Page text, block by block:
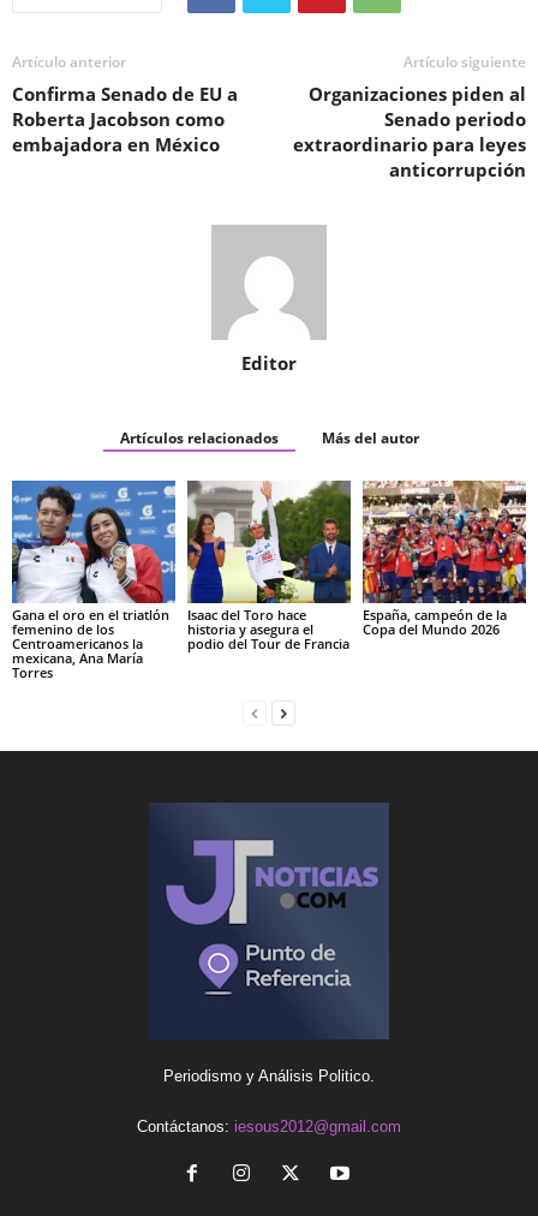
Artículo anterior
Confirma Senado de EU a
Roberta Jacobson como
embajadora en México
Artículo siguiente
Organizaciones piden al
Senado periodo
extraordinario para leyes
anticorrupción
Editor
Artículos relacionados Más del autor
Gana el oro en el triatlón
femenino de los
Centroamericanos la
mexicana, Ana María
Torres
Isaac del Toro hace
historia y asegura el
podio del Tour de Francia
España, campeón de la
Copa del Mundo 2026
Periodismo y Análisis Politico.
Contáctanos: iesous2012@gmail.com